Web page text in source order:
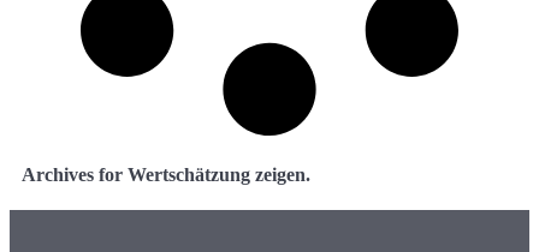
Archives for Wertschätzung zeigen.